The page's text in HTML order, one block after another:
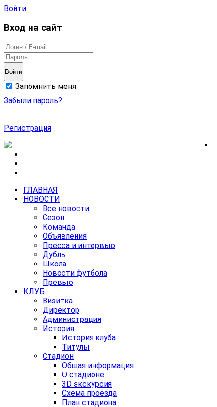
Войти
Вход на сайт
Войти
Запомнить меня
Забыли пароль?
Регистрация
ГЛАВНАЯ
НОВОСТИ
Все новости
Сезон
Команда
Объявления
Пресса и интервью
Дубль
Школа
Новости футбола
Превью
КЛУБ
Визитка
Директор
Администрация
История
История клуба
Титулы
Стадион
Общая информация
О стадионе
3D экскурсия
Схема проезда
План стадиона